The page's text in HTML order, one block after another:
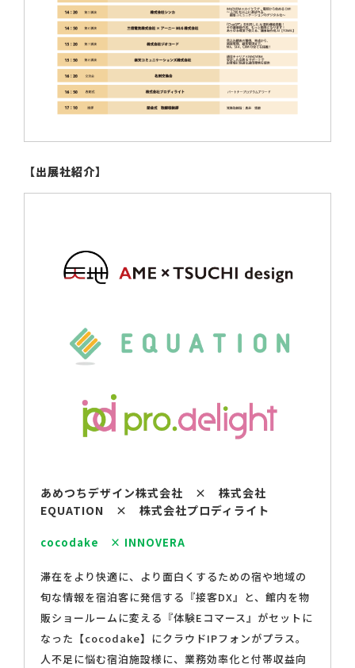
【出展社紹介】
あめつちデザイン株式会社 × 株式会社
EQUATION × 株式会社プロディライト
cocodake × INNOVERA
滞在をより快適に、より面白くするための宿や地域の
旬な情報を宿泊客に発信する『接客DX』と、館内を物
販ショールームに変える『体験Eコマース』がセットに
なった【cocodake】にクラウドIPフォンがプラス。
人不足に悩む宿泊施設様に、業務効率化と付帯収益向